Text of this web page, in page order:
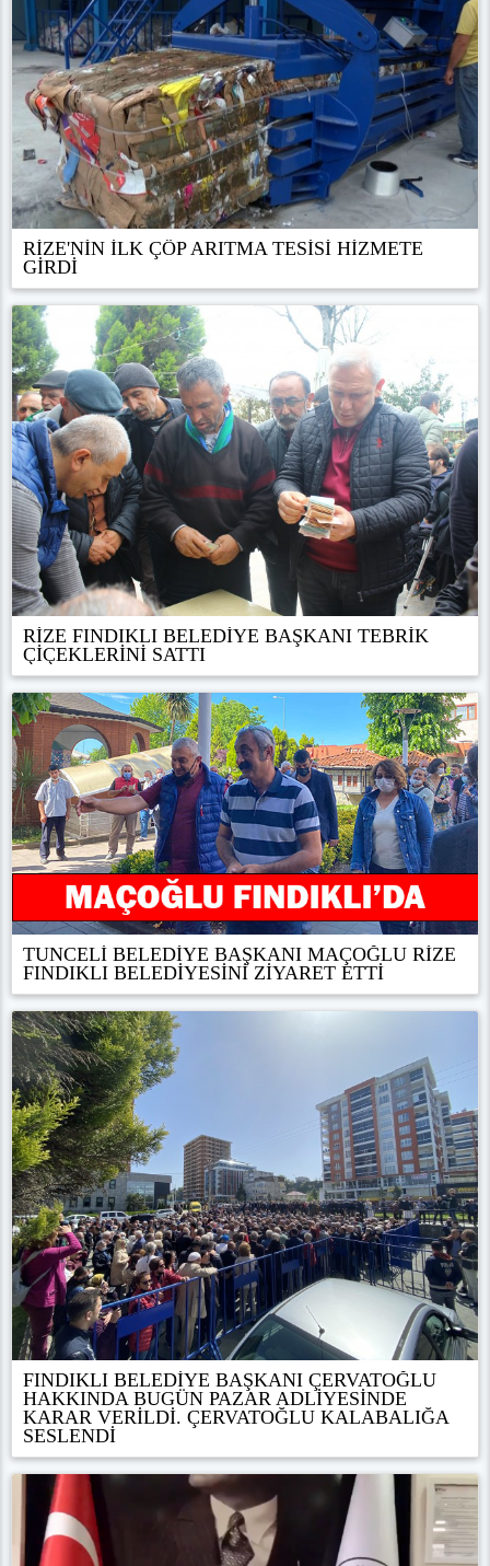
RİZE'NİN İLK ÇÖP ARITMA TESİSİ HİZMETE
GİRDİ
RİZE FINDIKLI BELEDİYE BAŞKANI TEBRİK
ÇİÇEKLERİNİ SATTI
TUNCELİ BELEDİYE BAŞKANI MAÇOĞLU RİZE
FINDIKLI BELEDİYESİNİ ZİYARET ETTİ
FINDIKLI BELEDİYE BAŞKANI ÇERVATOĞLU
HAKKINDA BUGÜN PAZAR ADLİYESİNDE
KARAR VERİLDİ. ÇERVATOĞLU KALABALIĞA
SESLENDİ